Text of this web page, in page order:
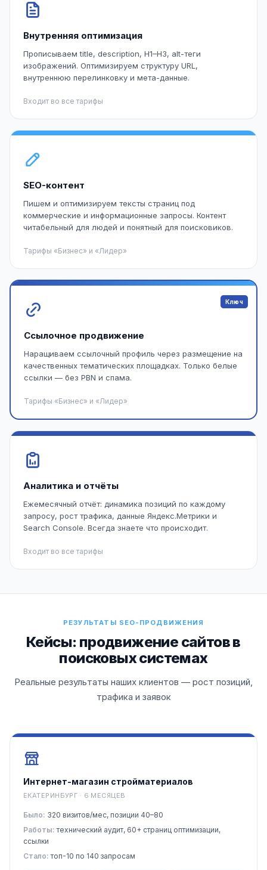
Внутренняя оптимизация
Прописываем title, description, H1–H3, alt-теги
изображений. Оптимизируем структуру URL,
внутреннюю перелинковку и мета-данные.
Входит во все тарифы
SEO-контент
Пишем и оптимизируем тексты страниц под
коммерческие и информационные запросы. Контент
читабельный для людей и понятный для поисковиков.
Тарифы «Бизнес» и «Лидер»
Ключ
Ссылочное продвижение
Наращиваем ссылочный профиль через размещение на
качественных тематических площадках. Только белые
ссылки — без PBN и спама.
Тарифы «Бизнес» и «Лидер»
Аналитика и отчёты
Ежемесячный отчёт: динамика позиций по каждому
запросу, рост трафика, данные Яндекс.Метрики и
Search Console. Всегда знаете что происходит.
Входит во все тарифы
РЕЗУЛЬТАТЫ SEO-ПРОДВИЖЕНИЯ
Кейсы: продвижение сайтов в
поисковых системах
Реальные результаты наших клиентов — рост позиций,
трафика и заявок
Интернет-магазин стройматериалов
ЕКАТЕРИНБУРГ · 6 МЕСЯЦЕВ
Было: 320 визитов/мес, позиции 40–80
Работы: технический аудит, 60+ страниц оптимизации,
ссылки
Стало: топ-10 по 140 запросам